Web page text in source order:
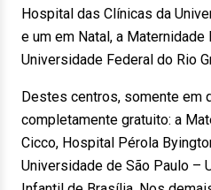
Hospital das Clínicas da
e um em Natal, a
Universidade Federal do Rio
Destes centros, somente em
completamente gratuito: a
Cicco, Hospital Pérola
Universidade de São Paulo –